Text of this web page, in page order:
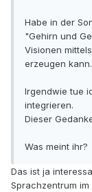
Habe in der
"Gehirn und
Visionen
erzeugen kann.
Irgendwie tue
integrieren.
Dieser
Was meint ihr?
Das ist ja
Sprachzentrum